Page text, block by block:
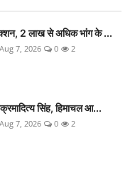
2 लाख से अधिक भांग के ...
Aug 7, 2026 0 2
सिंह, हिमाचल आ...
Aug 7, 2026 0 2